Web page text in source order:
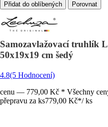
Porovnat
Samozavlažovací truhlík
50x19x19 cm šedý
4.8(5 Hodnocení)
cenu — 779,00 Kč * Všechny
přepravu za ks779,00 Kč*/ ks